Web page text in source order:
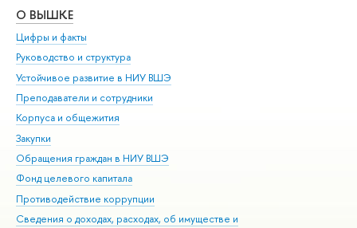
О ВЫШКЕ
Цифры и факты
Руководство и структура
Устойчивое развитие в НИУ ВШЭ
Преподаватели и сотрудники
Корпуса и общежития
Закупки
Обращения граждан в НИУ ВШЭ
Фонд целевого капитала
Противодействие коррупции
Сведения о доходах, расходах, об имуществе и